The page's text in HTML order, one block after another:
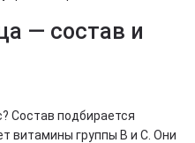
— состав и
Состав подбирается
витамины группы B и C. Они